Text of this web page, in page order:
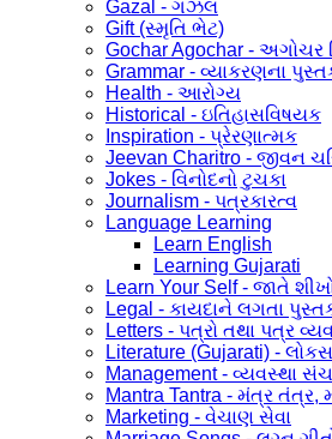
Gazal - ગઝલ
Gift (સ્મૃતિ ભેટ)
Gochar Agochar - અગોચર
Grammar - વ્યાકરણના
Health - આરોગ્ય
Historical - ઇતિહાસવિષયક
Inspiration - પ્રેરણાત્મક
Jeevan Charitro - જીવન
Jokes - વિનોદનો ટુચકા
Journalism - પત્રકારત્વ
Language Learning
Learn English
Learning Gujarati
Learn Your Self - જાતે
Legal - કાયદાને લગતા
Letters - પત્રો તથા પત્ર
Literature (Gujarati) -
Management - વ્યવસ્થા
Mantra Tantra - મંત્ર તંત્ર,
Marketing - વેચાણ સેવા